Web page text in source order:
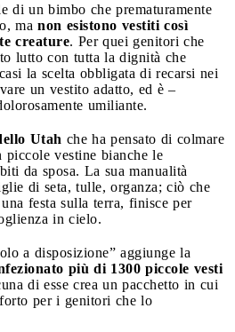
di un bimbo che prematuramente
ma non esistono vestiti così
creature. Per quei genitori che
lutto con tutta la dignità che
la scelta obbligata di recarsi nei
un vestito adatto, ed è –
umiliante.
Utah che ha pensato di colmare
piccole vestine bianche le
da sposa. La sua manualità
di seta, tulle, organza; ciò che
festa sulla terra, finisce per
in cielo.
a disposizione” aggiunge la
più di 1300 piccole vesti
di esse crea un pacchetto in cui
per i genitori che lo